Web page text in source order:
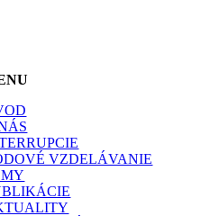
VZDELÁVANIE